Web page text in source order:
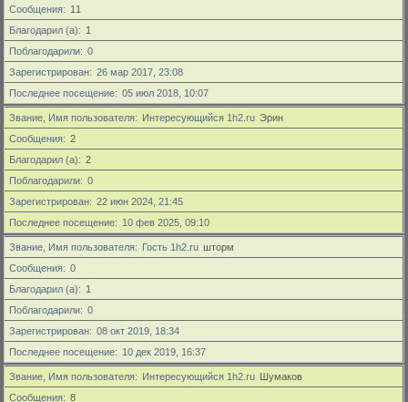
Сообщения
11
Благодарил (а)
1
Поблагодарили
0
Зарегистрирован
26 мар 2017, 23:08
Последнее посещение
05 июл 2018, 10:07
Звание, Имя пользователя Интересующийся 1h2.ru Эрин
Сообщения
2
Благодарил (а)
2
Поблагодарили
0
Зарегистрирован
22 июн 2024, 21:45
Последнее посещение
10 фев 2025, 09:10
Звание, Имя пользователя Гость 1h2.ru шторм
Сообщения
0
Благодарил (а)
1
Поблагодарили
0
Зарегистрирован
08 окт 2019, 18:34
Последнее посещение
10 дек 2019, 16:37
Звание, Имя пользователя Интересующийся 1h2.ru Шумаков
Сообщения
8